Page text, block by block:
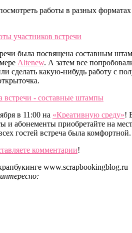
работы в разных
была посвящена составным
Altenew. А затем все
сделать какую-нибудь работу с
в 11:00 на «Креативную среду»!
и абонементы приобретайте на
гостей встреча была комфортной.
комментарии!